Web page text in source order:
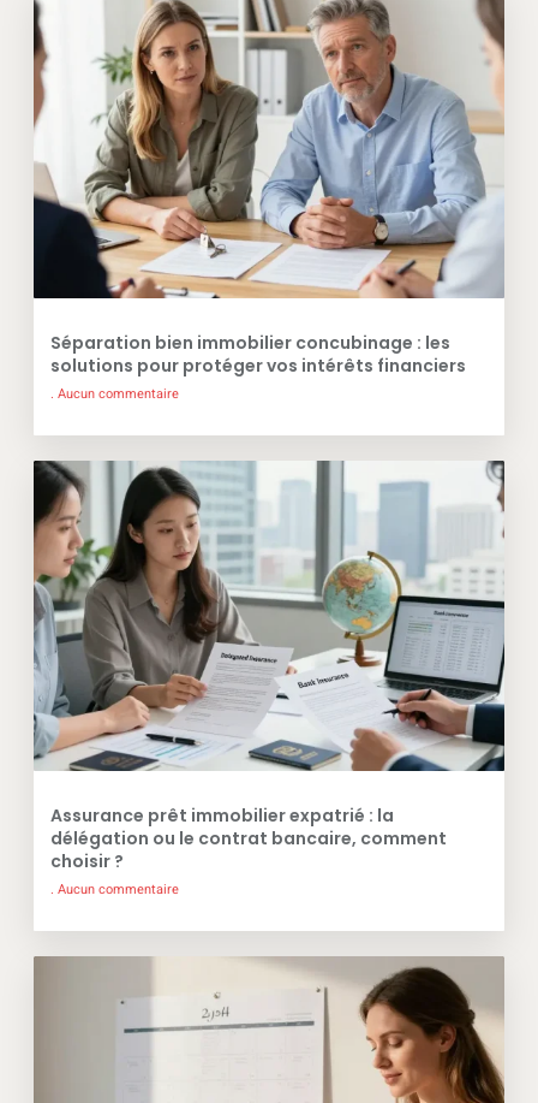
Séparation bien immobilier concubinage : les
solutions pour protéger vos intérêts financiers
Aucun commentaire
Assurance prêt immobilier expatrié : la
délégation ou le contrat bancaire, comment
choisir ?
Aucun commentaire